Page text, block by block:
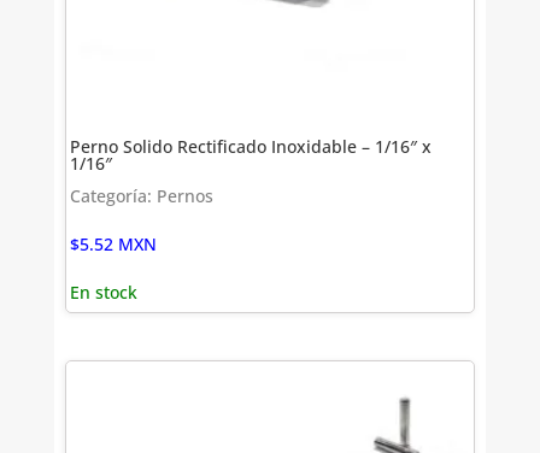
Perno Solido Rectificado Inoxidable – 1/16″ x
1/16″
Categoría: Pernos
$5.52 MXN
En stock